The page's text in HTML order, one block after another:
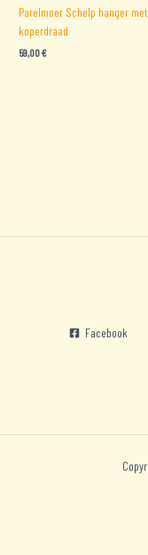
Parelmoer Schelp hanger met
koperdraad
59,00€
Facebook